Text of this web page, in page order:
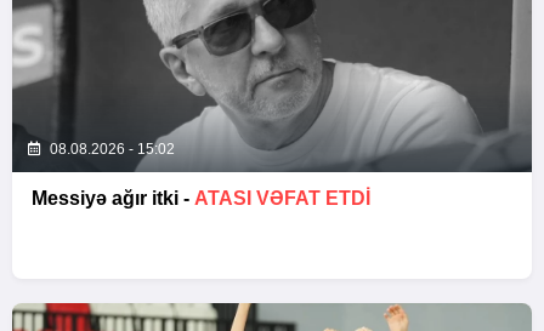
08.08.2026 - 15:02
Messiyə ağır itki - ATASI VƏFAT ETDI